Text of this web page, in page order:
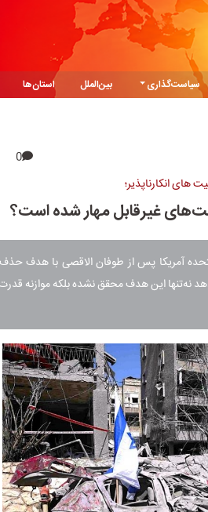
سیاست‌گذاری بین‌الملل استان‌ها
0
های انکارناپذیر؛
غیرقابل مهار شده است؟
متحده آمریکا پس از طوفان الاقصی با هدف
نه‌تنها این هدف محقق نشده بلکه موازنه